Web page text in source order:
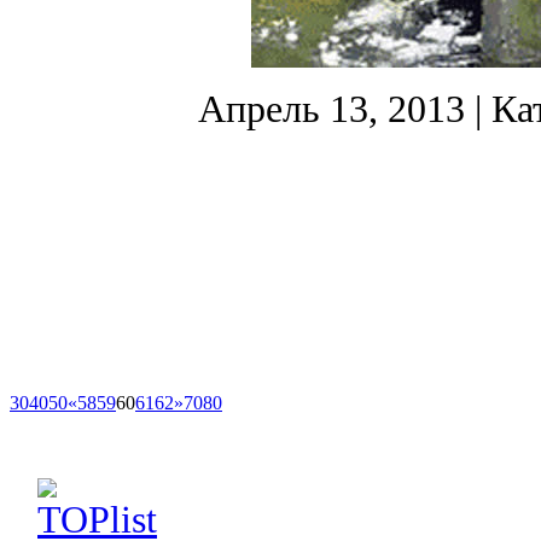
Апрель 13, 2013 |
304050«5859606162»7080